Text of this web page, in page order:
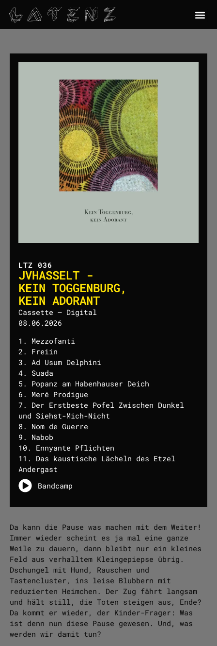
LTZ 036
JVHASSELT -
KEIN TOGGENBURG,
KEIN ADORANT
Cassette – Digital
08.06.2026
1. Mezzofanti
2. Freiin
3. Ad Usum Delphini
4. Suada
5. Popanz am Habenhauser Deich
6. Meré Prodigue
7. Der Erstbeste Pofel Zwischen Dunkel
und Siehst-Mich-Nicht
8. Nom de Guerre
9. Nabob
10. Ennyante Pflichten
11. Das kaustische Lächeln des Etzel
Andergast
Bandcamp
Da kann die Pause was machen mit dem Weiter!
Immer wieder scheint es ja mal eine ganze
Weile zu dauern, dann bleibt nur ein kleines
Feld aus verhalltem Kleingepiepse übrig.
Dschungel mit Hund, Rauschen und
Tastencluster, ins leise Blubbern mit
reduzierten Heimchen. Der Zug fährt langsam
und hält still, die Toten steigen aus, Ende?
Da kommt er wieder, der Kinder-Frager: Was
ist denn nun diese Pause gewesen. Und, was
werden wir damit tun?